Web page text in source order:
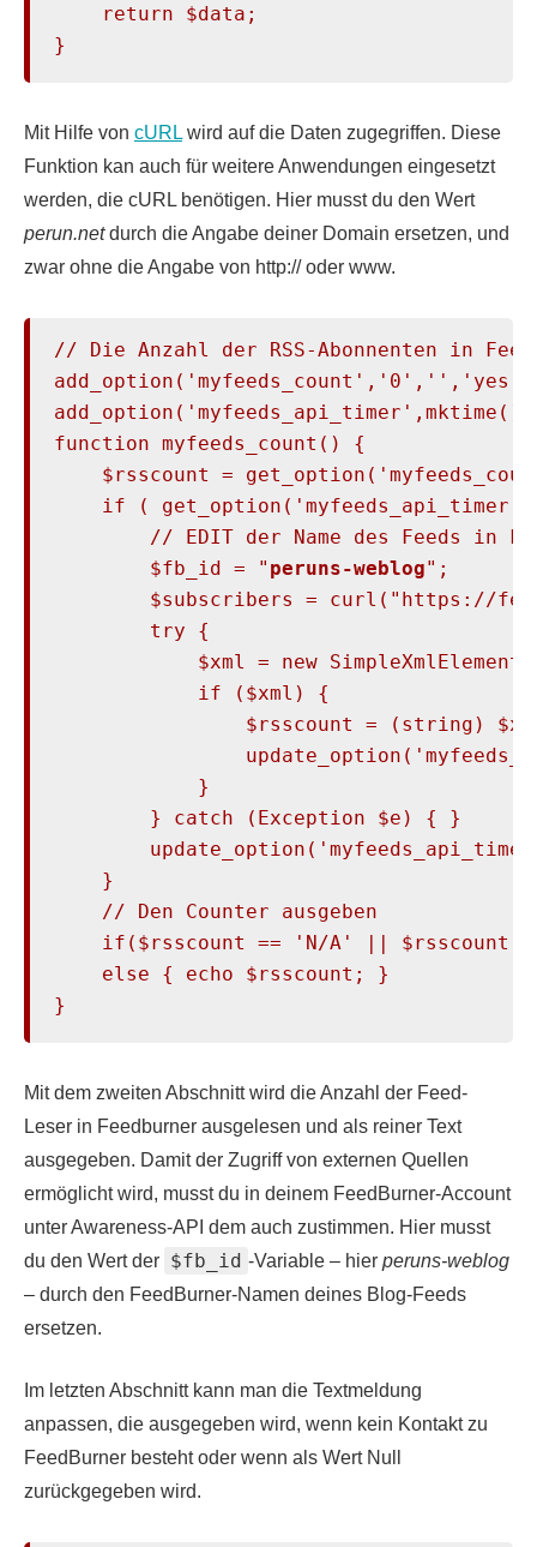
    return $data;
}
Mit Hilfe von cURL wird auf die Daten zugegriffen. Diese
Funktion kan auch für weitere Anwendungen eingesetzt
werden, die cURL benötigen. Hier musst du den Wert
perun.netdurch die Angabe deiner Domain ersetzen, und
zwar ohne die Angabe von http:// oder www.
// Die Anzahl der RSS-Abonnenten in
function myfeeds_count() {
$rsscount =
if (
// EDIT der Name des Feeds in
        $fb_id = "
peruns-weblog";
$subscribers = curl("https://
        try {
$xml = new
            if ($xml) {
$rsscount = (string)
            }
        } catch (Exception $e) { }
    }
    // Den Counter ausgeben
if($rsscount == 'N/A' || $rsscount
    else { echo $rsscount; }
}
Mit dem zweiten Abschnitt wird die Anzahl der Feed-
Leser in Feedburner ausgelesen und als reiner Text
ausgegeben. Damit der Zugriff von externen Quellen
ermöglicht wird, musst du in deinem FeedBurner-Account
unter Awareness-API dem auch zustimmen. Hier musst
du den Wert der $fb_id -Variable – hier peruns-weblog
– durch den FeedBurner-Namen deines Blog-Feeds
ersetzen.
Im letzten Abschnitt kann man die Textmeldung
anpassen, die ausgegeben wird, wenn kein Kontakt zu
FeedBurner besteht oder wenn als Wert Null
zurückgegeben wird.